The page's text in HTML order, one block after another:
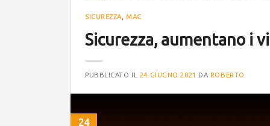
SICUREZZA,MAC
Sicurezza, aumentano i
PUBBLICATO IL 24 GIUGNO 2021 DA ROBERTO
24